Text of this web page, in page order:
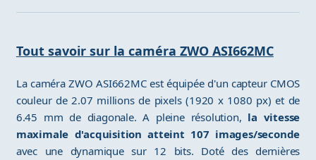
Tout savoir sur la caméra ZWO ASI662MC
La caméra ZWO ASI662MC est équipée d'un capteur CMOS
couleur de 2.07 millions de pixels (1920 x 1080 px) et de
6.45 mm de diagonale. A pleine résolution, la vitesse
maximale d'acquisition atteint 107 images/seconde
avec une dynamique sur 12 bits. Doté des dernières